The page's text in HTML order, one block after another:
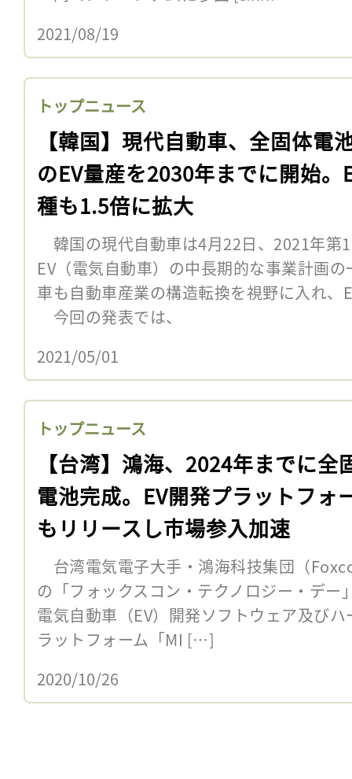
2021/08/19
トップニュース
【韓国】現代自動車、全固体電
のEV量産を2030年までに開始。
種も1.5倍に拡大
韓国の現代自動車は4月22日、2021年第
EV（電気自動車）の中長期的な事業計画
車も自動車産業の構造転換を視野に入れ、
今回の発表では、
2021/05/01
トップニュース
【台湾】鴻海、2024年までに全
電池完成。EV開発プラットフォ
もリリースし市場参入加速
台湾電気電子大手・鴻海科技集団（
の「フォックスコン・テクノロジー・デー
電気自動車（EV）開発ソフトウェア及び
ラットフォーム「MI […]
2020/10/26